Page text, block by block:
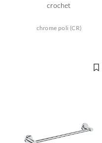
crochet
chrome poli (CR)